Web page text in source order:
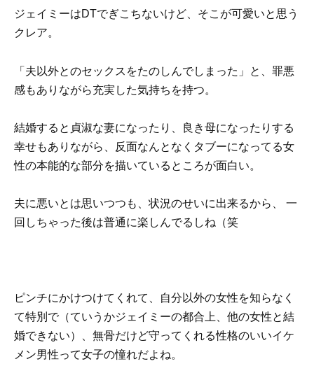
ジェイミーはDTでぎこちないけど、そこが可愛いと思う
クレア。
「夫以外とのセックスをたのしんでしまった」と、罪悪
感もありながら充実した気持ちを持つ。
結婚すると貞淑な妻になったり、良き母になったりする
幸せもありながら、反面なんとなくタブーになってる女
性の本能的な部分を描いているところが面白い。
夫に悪いとは思いつつも、状況のせいに出来るから、 一
回しちゃった後は普通に楽しんでるしね（笑
ピンチにかけつけてくれて、自分以外の女性を知らなく
て特別で（ていうかジェイミーの都合上、他の女性と結
婚できない）、無骨だけど守ってくれる性格のいいイケ
メン男性って女子の憧れだよね。